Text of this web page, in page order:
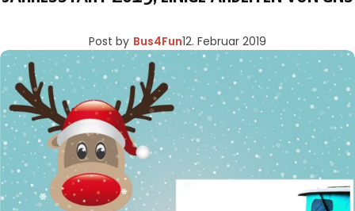
Post by Bus4Fun12. Februar 2019